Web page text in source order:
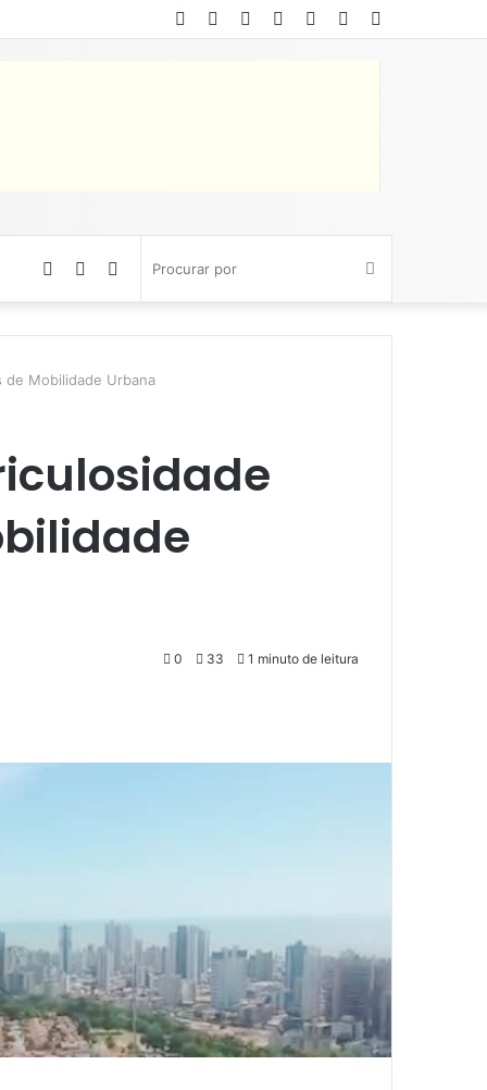
Artigo
aleatório
Entrar
Instagram
YouTube
Twitter
Facebook
Procurar
por
Switch
skin
Barra
Lateral
Artigo
aleatório
de Mobilidade Urbana
0 33 1 minuto de leitura